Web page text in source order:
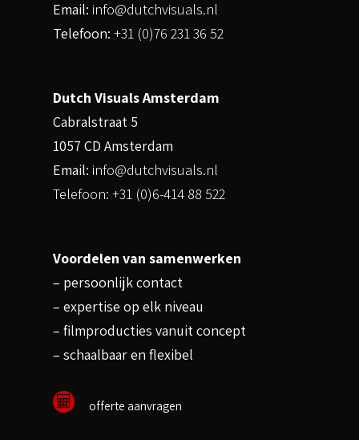
Email: info@dutchvisuals.nl
Telefoon: +31 (0)76 231 36 52
Dutch Visuals Amsterdam
Cabralstraat 5
1057 CD Amsterdam
Email: info@dutchvisuals.nl
Telefoon: +31 (0)6-414 88 522
Voordelen van samenwerken
– persoonlijk contact
– expertise op elk niveau
– filmproducties vanuit concept
– schaalbaar en flexibel
offerte aanvragen